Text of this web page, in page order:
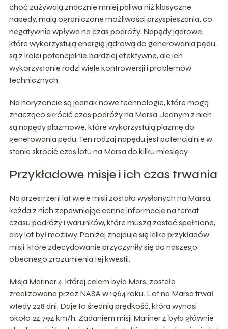
choć zużywają znacznie mniej paliwa niż klasyczne
napędy, mają ograniczone możliwości przyspieszania, co
negatywnie wpływa na czas podróży. Napędy jądrowe,
które wykorzystują energię jądrową do generowania pędu,
są z kolei potencjalnie bardziej efektywne, ale ich
wykorzystanie rodzi wiele kontrowersji i problemów
technicznych.
Na horyzoncie są jednak nowe technologie, które mogą
znacząco skrócić czas podróży na Marsa. Jednym z nich
są napędy plazmowe, które wykorzystują plazmę do
generowania pędu. Ten rodzaj napędu jest potencjalnie w
stanie skrócić czas lotu na Marsa do kilku miesięcy.
Przykładowe misje i ich czas trwania
Na przestrzeni lat wiele misji zostało wysłanych na Marsa,
każda z nich zapewniając cenne informacje na temat
czasu podróży i warunków, które muszą zostać spełnione,
aby lot był możliwy. Poniżej znajduje się kilka przykładów
misji, które zdecydowanie przyczyniły się do naszego
obecnego zrozumienia tej kwestii.
Misja Mariner 4, której celem była Mars, została
zrealizowana przez NASA w 1964 roku. Lot na Marsa trwał
wtedy 228 dni. Daje to średnią prędkość, która wynosi
około 24,794 km/h. Zadaniem misji Mariner 4 była głównie